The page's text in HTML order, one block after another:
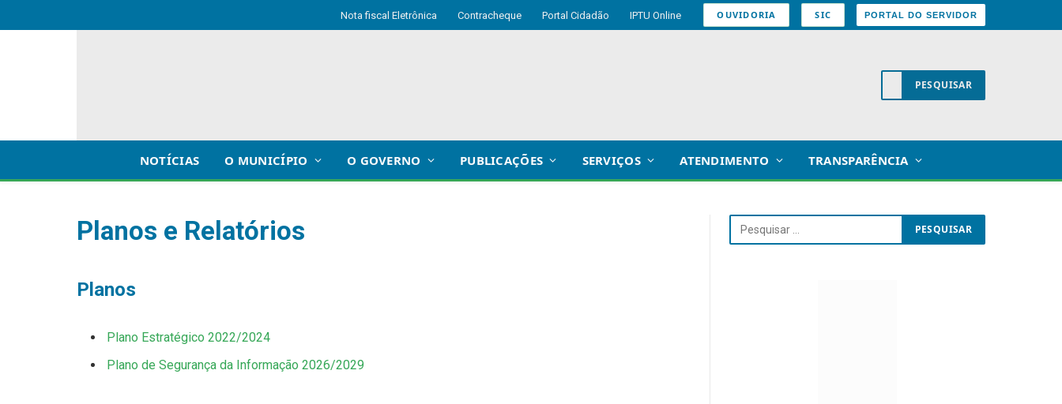
Nota fiscal Eletrônica Contracheque Portal Cidadão IPTU Online OUVIDORIA SIC PORTAL DO SERVIDOR
NOTÍCIAS O MUNICÍPIO O GOVERNO PUBLICAÇÕES SERVIÇOS ATENDIMENTO TRANSPARÊNCIA
Planos e Relatórios
Planos
Plano Estratégico 2022/2024
Plano de Segurança da Informação 2026/2029